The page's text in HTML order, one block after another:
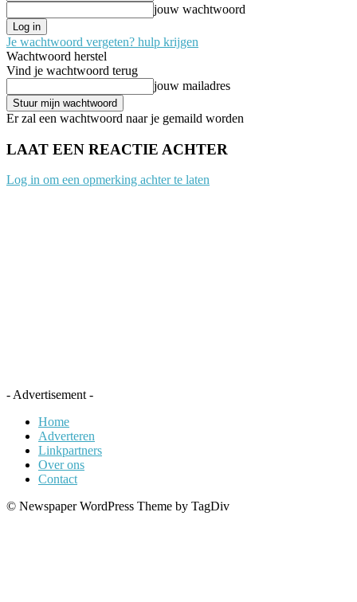
jouw wachtwoord
Je wachtwoord vergeten? hulp krijgen
Wachtwoord herstel
Vind je wachtwoord terug
jouw mailadres
Er zal een wachtwoord naar je gemaild worden
LAAT EEN REACTIE ACHTER
Log in om een opmerking achter te laten
- Advertisement -
Home
Adverteren
Linkpartners
Over ons
Contact
© Newspaper WordPress Theme by TagDiv